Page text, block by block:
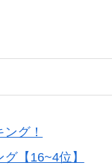
グ！
【16~4位】